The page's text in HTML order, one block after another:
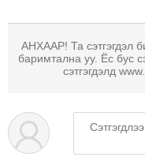
АНХААР! Та сэтгэгдэл
баримтална уу. Ёс бус
сэтгэгдэлд